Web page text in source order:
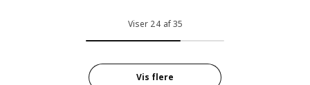
Viser 24 af 35
Vis flere